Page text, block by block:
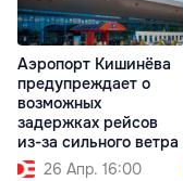
Аэропорт Кишинёва
предупреждает о
возможных
задержках рейсов
из-за сильного ветра
26 Апр. 16:00